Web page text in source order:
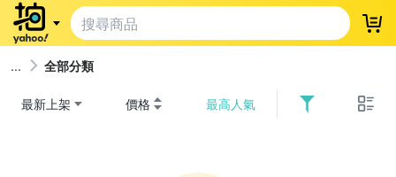
登
全部分類
最新上架 價格 最高人氣